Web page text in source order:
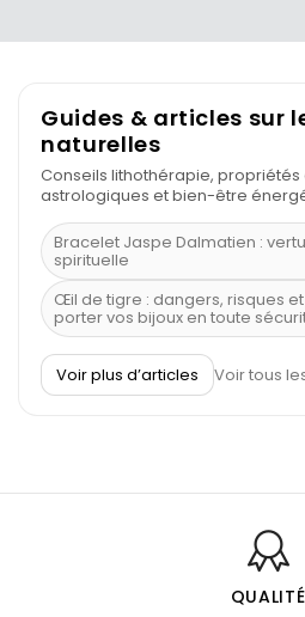
Guides & articles sur
naturelles
Conseils lithothérapie, propriétés
astrologiques et bien-être
Bracelet Jaspe Dalmatien :
spirituelle
Œil de tigre : dangers, risques
porter vos bijoux en toute
À quel poignet porter un
Découvrez le scorpion et ses
Bienfaits de la sélénite – pierre
L’améthyste est-elle faite pour
Voir plus d’articles Voir tous
QUALITÉ